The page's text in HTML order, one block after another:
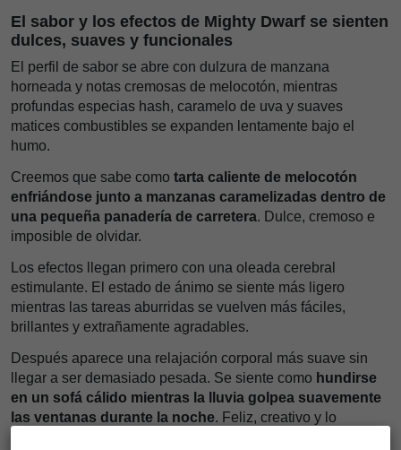
El sabor y los efectos de Mighty Dwarf se sienten
dulces, suaves y funcionales
El perfil de sabor se abre con dulzura de manzana
horneada y notas cremosas de melocotón, mientras
profundas especias hash, caramelo de uva y suaves
matices combustibles se expanden lentamente bajo el
humo.
Creemos que sabe como tarta caliente de melocotón
enfriándose junto a manzanas caramelizadas dentro de
una pequeña panadería de carretera. Dulce, cremoso e
imposible de olvidar.
Los efectos llegan primero con una oleada cerebral
estimulante. El estado de ánimo se siente más ligero
mientras las tareas aburridas se vuelven más fáciles,
brillantes y extrañamente agradables.
Después aparece una relajación corporal más suave sin
llegar a ser demasiado pesada. Se siente como hundirse
en un sofá cálido mientras la lluvia golpea suavemente
las ventanas durante la noche. Feliz, creativo y lo